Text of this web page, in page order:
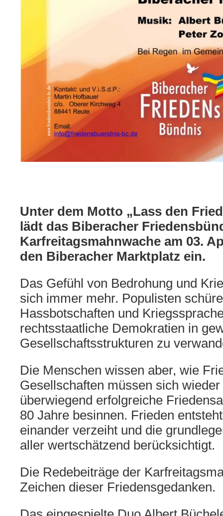
Unter dem Motto „Lass den
lädt das Biberacher
Karfreitagsmahnwache am 03.
den Biberacher Marktplatz ein.
Das Gefühl von Bedrohung und
sich immer mehr. Populisten
Hassbotschaften und
rechtsstaatliche Demokratien in
Gesellschaftsstrukturen zu
Die Menschen wissen aber, wie
Gesellschaften müssen sich
überwiegend erfolgreiche
80 Jahre besinnen. Frieden
einander verzeiht und die
aller wertschätzend berücksichtigt.
Die Redebeiträge der
Zeichen dieser Friedensgedanken.